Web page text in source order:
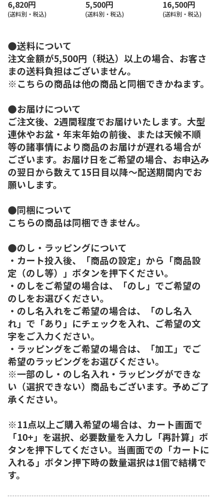
6,820円
(送料別・税込)
5,500円
(送料別・税込)
16,500円
(送料別・税込)
●送料について
注文金額が5,500円（税込）以上の場合、お客さ
まの送料負担はございません。
※こちらの商品は他の商品と同梱できかねます。
●お届けについて
ご注文後、2週間程度でお届けいたします。大型
連休やお盆・年末年始の前後、または天候不順
等の諸事情により商品のお届けが遅れる場合が
ございます。お届け日をご希望の場合、お申込み
の翌日から数えて15日目以降～配送期間内でお
願いします。
●同梱について
こちらの商品は同梱できません。
●のし・ラッピングについて
・カート投入後、「商品の設定」から「商品設
定（のし等）」ボタンを押下ください。
・のしをご希望の場合は、「のし」でご希望の
のしをお選びください。
・のし名入れをご希望の場合は、「のし名入
れ」で「あり」にチェックを入れ、ご希望の文
字をご入力ください。
・ラッピングをご希望の場合は、「加工」でご
希望のラッピングをお選びください。
※一部のし・のし名入れ・ラッピングができな
い（選択できない）商品もございます。予めご了
承ください。
※11点以上ご購入希望の場合は、カート画面で
「10+」を選択、必要数量を入力し「再計算」ボ
タンを押下してください。当画面での「カートに
入れる」ボタン押下時の数量選択は1個で結構で
す。